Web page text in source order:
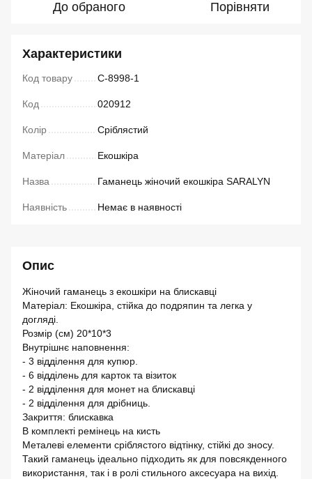
До обраного Порівняти
Характеристики
Код товару C-8998-1
Код 020912
Колір Сріблястий
Матеріал Екошкіра
Назва Гаманець жіночий екошкіра SARALYN
Наявність Немає в наявності
Опис
Жіночий гаманець з екошкіри на блискавці
Матеріал: Екошкіра, стійка до подряпин та легка у
догляді.
Розмір (см) 20*10*3
Внутрішнє наповнення:
- 3 відділення для купюр.
- 6 відділень для карток та візиток
- 2 відділення для монет на блискавці
- 2 відділення для дрібниць.
Закриття: блискавка
В комплекті ремінець на кисть
Металеві елементи сріблястого відтінку, стійкі до зносу.
Такий гаманець ідеально підходить як для повсякденного
використання, так і в ролі стильного аксесуара на вихід.